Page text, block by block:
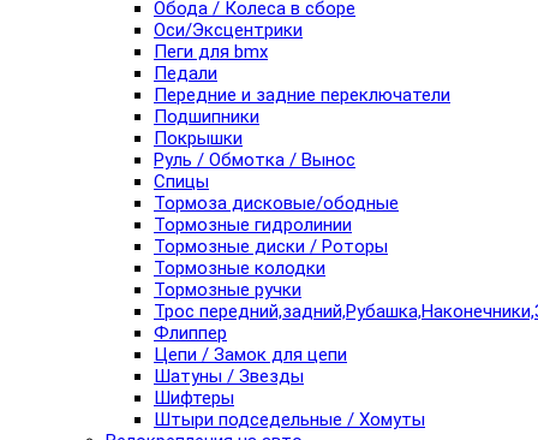
Обода / Колеса в сборе
Оси/Эксцентрики
Пеги для bmx
Педали
Передние и задние переключатели
Подшипники
Покрышки
Руль / Обмотка / Вынос
Спицы
Тормоза дисковые/ободные
Тормозные гидролинии
Тормозные диски / Роторы
Тормозные колодки
Тормозные ручки
Трос
Флиппер
Цепи / Замок для цепи
Шатуны / Звезды
Шифтеры
Штыри подседельные / Хомуты